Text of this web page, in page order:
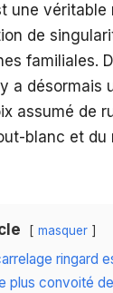
une
de
familiales.
a désormais
assumé de
blanc et du
masquer
ringard
plus convoité